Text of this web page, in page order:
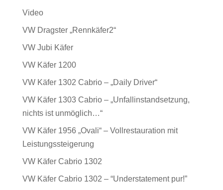
Video
VW Dragster „Rennkäfer2“
VW Jubi Käfer
VW Käfer 1200
VW Käfer 1302 Cabrio – „Daily Driver“
VW Käfer 1303 Cabrio – „Unfallinstandsetzung,
nichts ist unmöglich…“
VW Käfer 1956 „Ovali“ – Vollrestauration mit
Leistungssteigerung
VW Käfer Cabrio 1302
VW Käfer Cabrio 1302 – “Understatement pur!”